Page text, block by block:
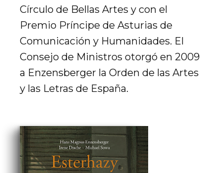
Círculo de Bellas Artes y con el
Premio Príncipe de Asturias de
Comunicación y Humanidades. El
Consejo de Ministros otorgó en 2009
a Enzensberger la Orden de las Artes
y las Letras de España.